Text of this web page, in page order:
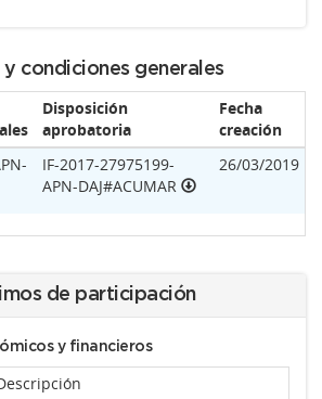
condiciones generales
Disposición
aprobatoria
Fecha
creación
IF-2017-27975199-
APN-DAJ#ACUMAR
26/03/2019
de participación
y financieros